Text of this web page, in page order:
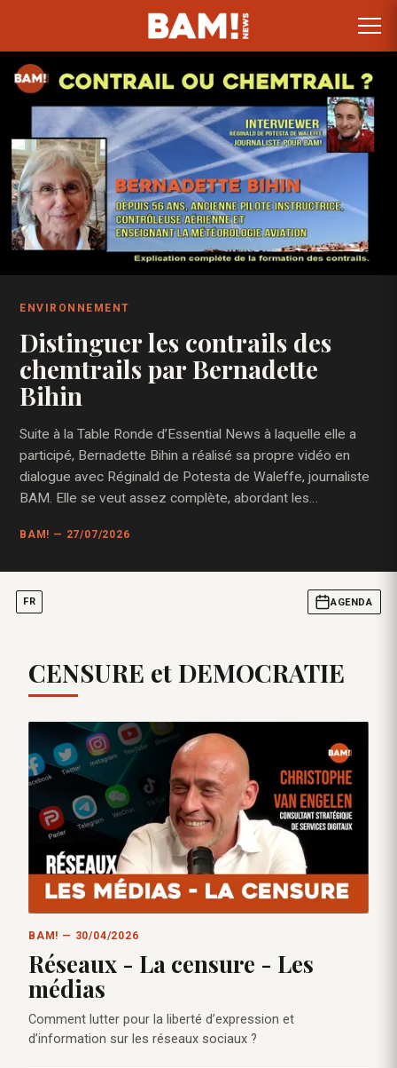
ENVIRONNEMENT
Distinguer les contrails des
chemtrails par Bernadette
Bihin
Suite à la Table Ronde d’Essential News à laquelle elle a
participé, Bernadette Bihin a réalisé sa propre vidéo en
dialogue avec Réginald de Potesta de Waleffe, journaliste
BAM. Elle se veut assez complète, abordant les…
BAM! — 27/07/2026
FR AGENDA
CENSURE et DEMOCRATIE
BAM! — 30/04/2026
Réseaux - La censure - Les
médias
Comment lutter pour la liberté d’expression et
d’information sur les réseaux sociaux ?